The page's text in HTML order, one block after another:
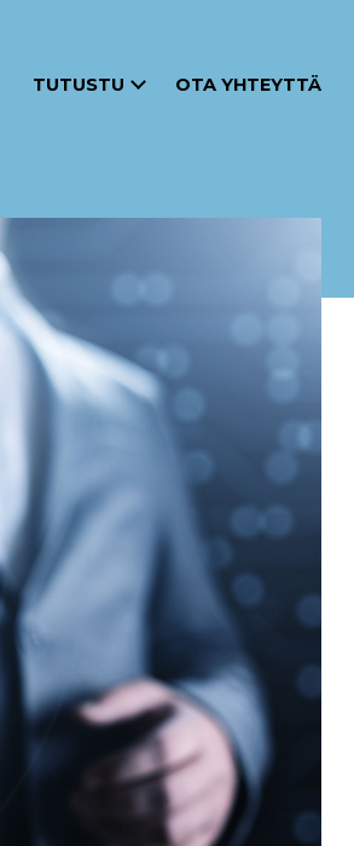
TUTUSTU OTA YHTEYTTÄ